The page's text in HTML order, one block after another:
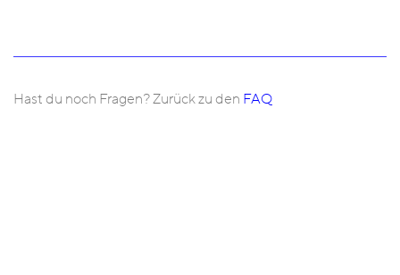
Hast du noch Fragen? Zurück zu den FAQ